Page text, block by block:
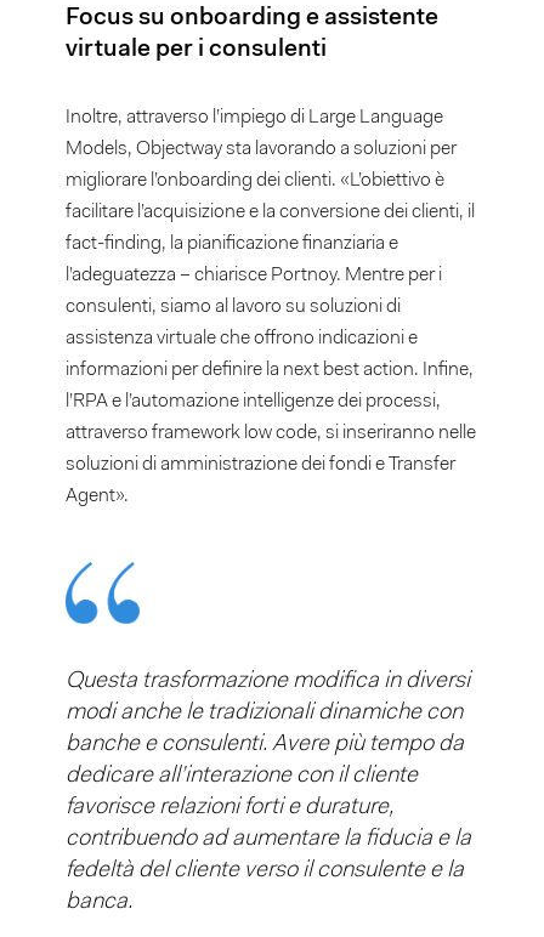
Focus su onboarding e assistente
virtuale per i consulenti
Inoltre, attraverso l’impiego di Large Language
Models, Objectway sta lavorando a soluzioni per
migliorare l’onboarding dei clienti. «L’obiettivo è
facilitare l’acquisizione e la conversione dei clienti, il
fact-finding, la pianificazione finanziaria e
l’adeguatezza – chiarisce Portnoy. Mentre per i
consulenti, siamo al lavoro su soluzioni di
assistenza virtuale che offrono indicazioni e
informazioni per definire la next best action. Infine,
l’RPA e l’automazione intelligenze dei processi,
attraverso framework low code, si inseriranno nelle
soluzioni di amministrazione dei fondi e Transfer
Agent».
Questa trasformazione modifica in diversi
modi anche le tradizionali dinamiche con
banche e consulenti. Avere più tempo da
dedicare all’interazione con il cliente
favorisce relazioni forti e durature,
contribuendo ad aumentare la fiducia e la
fedeltà del cliente verso il consulente e la
banca.